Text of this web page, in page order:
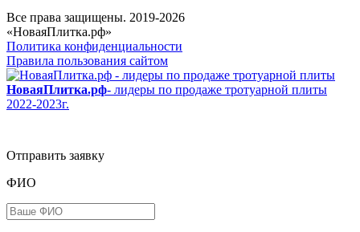
Все права защищены. 2019-2026
«НоваяПлитка.рф»
Политика конфиденциальности
Правила пользования сайтом
НоваяПлитка.рф- лидеры по продаже тротуарной плиты
2022-2023г.
Отправить заявку
ФИО